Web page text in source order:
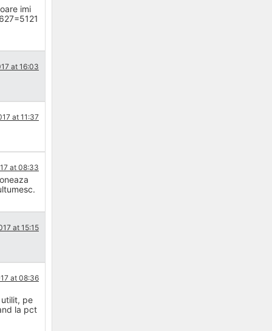
imi
at 16:03
at 11:37
at 08:33
at 15:15
at 08:36
pe
la pct